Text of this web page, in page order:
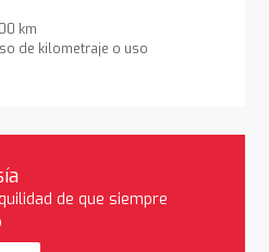
km
de kilometraje o uso
de que siempre